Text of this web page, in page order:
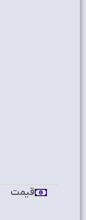
قیمت